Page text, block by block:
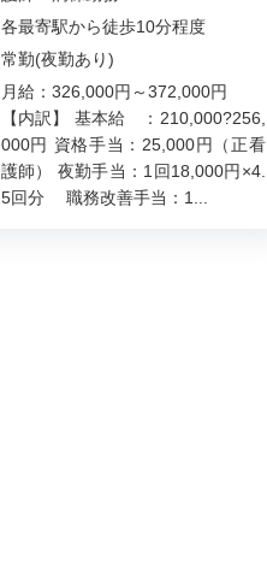
各最寄駅から徒歩10分程度
常勤(夜勤あり)
月給：326,000円～372,000円
【内訳】 基本給 ：210,000?256,
000円 資格手当：25,000円（正看
護師） 夜勤手当：1回18,000円×4.
5回分 職務改善手当：1...